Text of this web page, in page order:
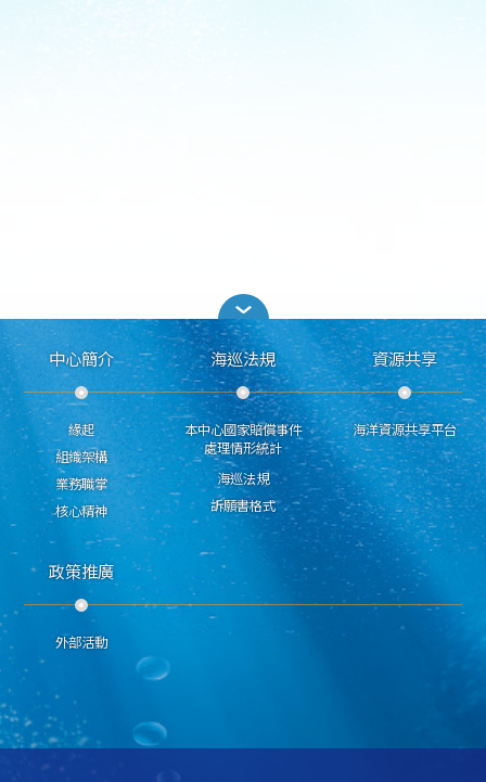
中心簡介
緣起
組織架構
業務職掌
核心精神
海巡法規
本中心國家賠償事件
處理情形統計
海巡法規
訴願書格式
資源共享
海洋資源共享平台
政策推廣
外部活動